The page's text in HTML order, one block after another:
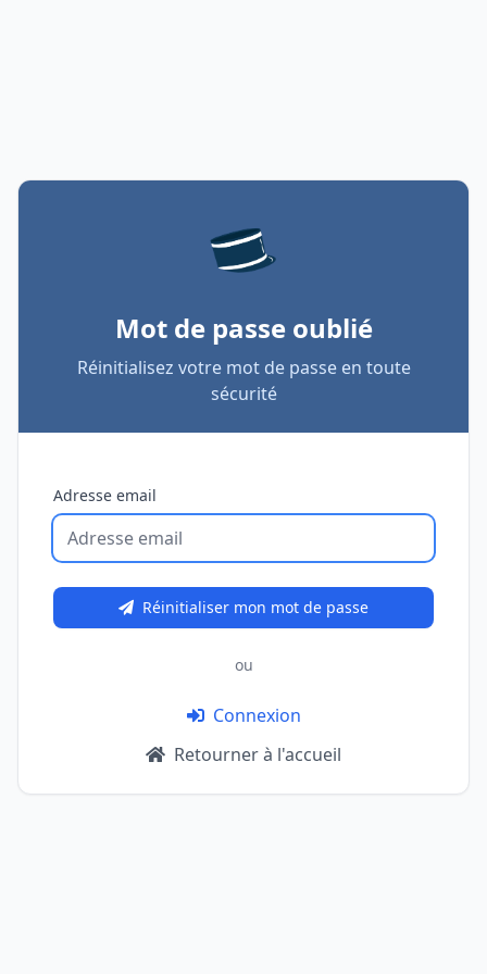
Mot de passe oublié
Réinitialisez votre mot de passe en toute
sécurité
Adresse email
Réinitialiser mon mot de passe
ou
Connexion
Retourner à l'accueil